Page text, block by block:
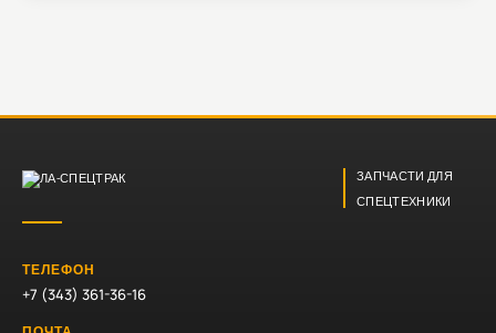
ЗАПЧАСТИ ДЛЯ
СПЕЦТЕХНИКИ
ТЕЛЕФОН
+7 (343) 361-36-16